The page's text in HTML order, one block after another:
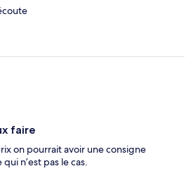
faire
on pourrait avoir une consigne
n’est pas le cas.